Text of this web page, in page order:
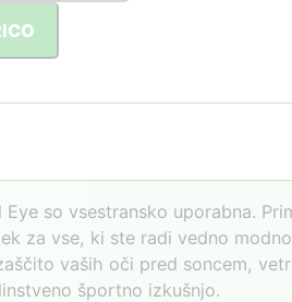
Eye so vsestransko uporabna.
za vse, ki ste radi vedno
vaših oči pred soncem,
športno izkušnjo.